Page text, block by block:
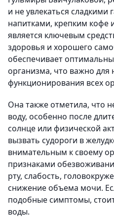
и не увлекаться сладкими
напитками, крепким кофе
является ключевым
здоровья и хорошего
обеспечивает
организма, что важно для
функционирования всех
Она также отметила, что
воду, особенно после
солнце или физической
вызвать судороги в
внимательным к своему
признаками
рту, слабость,
снижение объема мочи.
подобные симптомы,
воды.